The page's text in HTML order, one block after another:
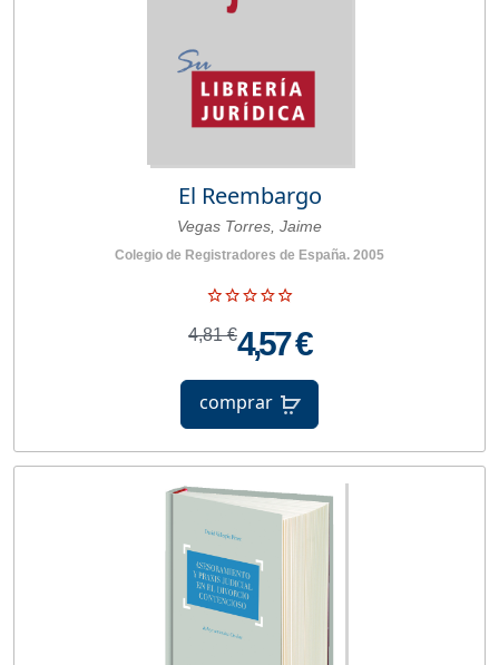
El Reembargo
Vegas Torres, Jaime
Colegio de Registradores de España. 2005
4,81 €4,57 €
comprar